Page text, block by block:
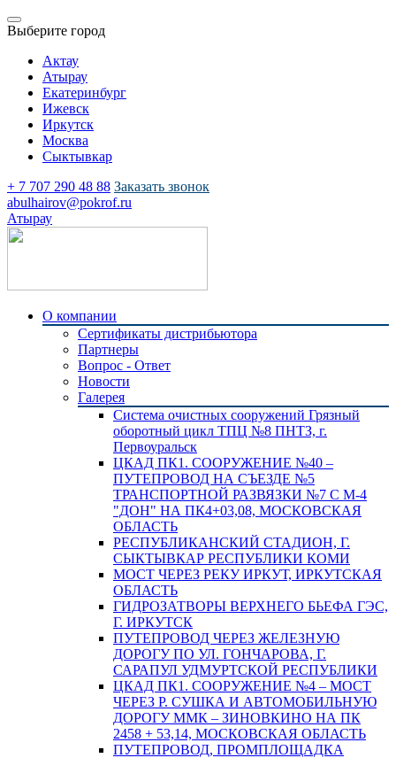
Выберите город
Актау
Атырау
Екатеринбург
Ижевск
Иркутск
Москва
Сыктывкар
+ 7 707 290 48 88 Заказать звонок
abulhairov@pokrof.ru
Атырау
О компании
Сертификаты дистрибьютора
Партнеры
Вопрос - Ответ
Новости
Галерея
Система очистных сооружений Грязный
оборотный цикл ТПЦ №8 ПНТЗ, г.
Первоуральск
ЦКАД ПК1. СООРУЖЕНИЕ №40 –
ПУТЕПРОВОД НА СЪЕЗДЕ №5
ТРАНСПОРТНОЙ РАЗВЯЗКИ №7 С М-4
"ДОН" НА ПК4+03,08, МОСКОВСКАЯ
ОБЛАСТЬ
РЕСПУБЛИКАНСКИЙ СТАДИОН, Г.
СЫКТЫВКАР РЕСПУБЛИКИ КОМИ
МОСТ ЧЕРЕЗ РЕКУ ИРКУТ, ИРКУТСКАЯ
ОБЛАСТЬ
ГИДРОЗАТВОРЫ ВЕРХНЕГО БЬЕФА ГЭС,
Г. ИРКУТСК
ПУТЕПРОВОД ЧЕРЕЗ ЖЕЛЕЗНУЮ
ДОРОГУ ПО УЛ. ГОНЧАРОВА, Г.
САРАПУЛ УДМУРТСКОЙ РЕСПУБЛИКИ
ЦКАД ПК1. СООРУЖЕНИЕ №4 – МОСТ
ЧЕРЕЗ Р. СУШКА И АВТОМОБИЛЬНУЮ
ДОРОГУ ММК – ЗИНОВКИНО НА ПК
2458 + 53,14, МОСКОВСКАЯ ОБЛАСТЬ
ПУТЕПРОВОД, ПРОМПЛОЩАДКА